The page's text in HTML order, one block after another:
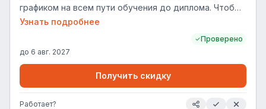
графиком на всем пути обучения до диплома. Чтобы
обучение не превращалось в испытание на
гарантированный результат, мы разработали ВИП-
специально для тех, кому важен индивидуальный
подход, личное сопровождение на каждом этапе и
Узнать подробнее
Проверено
до 6 авг. 2027
Получить скидку
Работает?